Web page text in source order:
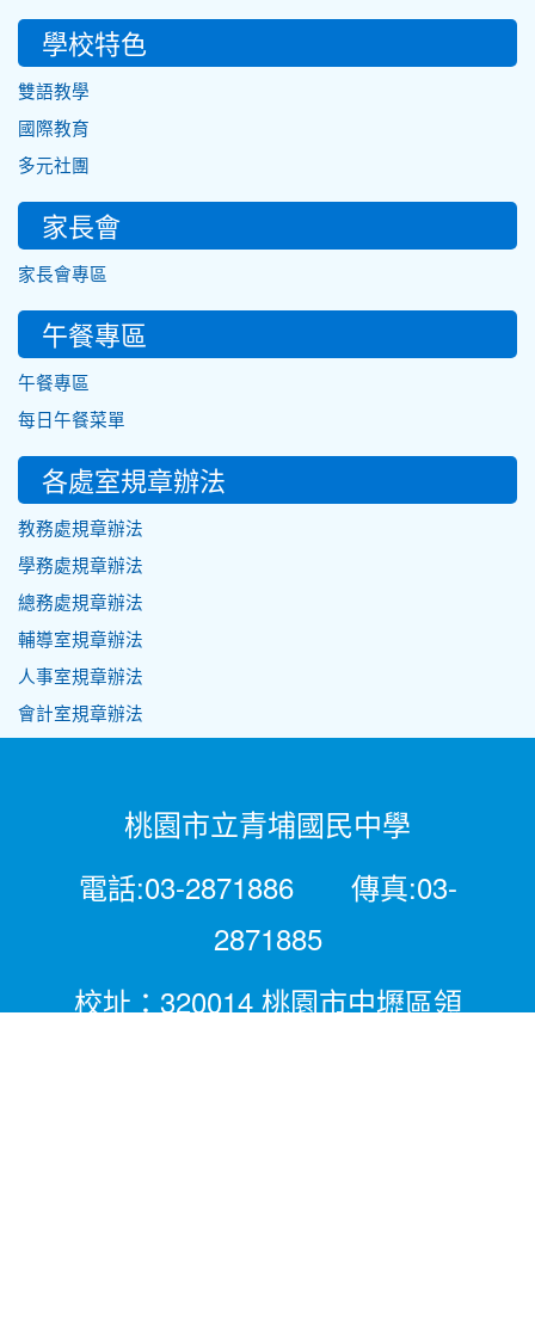
學校特色
雙語教學
國際教育
多元社團
家長會
家長會專區
午餐專區
午餐專區
每日午餐菜單
各處室規章辦法
教務處規章辦法
學務處規章辦法
總務處規章辦法
輔導室規章辦法
人事室規章辦法
會計室規章辦法
桃園市立青埔國民中學
電話:03-2871886 傳真:03-
2871885
校址：320014 桃園市中壢區領